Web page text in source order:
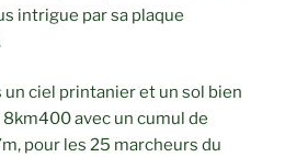
intrigue par sa plaque
un ciel printanier et un sol bien
avec un cumul de
pour les 25 marcheurs du